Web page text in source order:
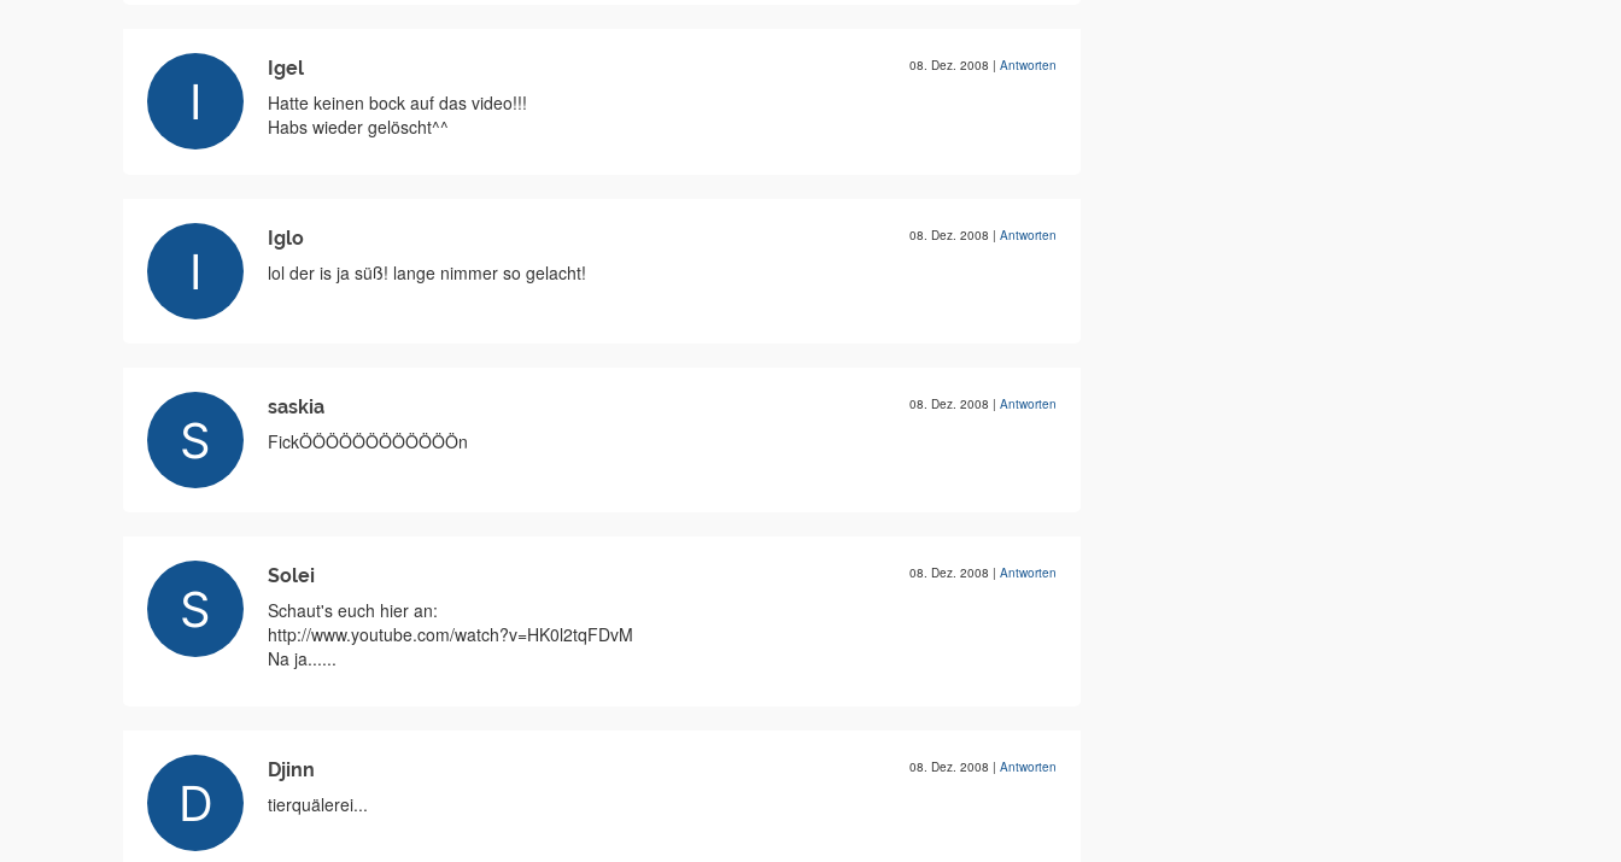
Igel 08. Dez. 2008 | Antworten
Hatte keinen bock auf das video!!!
Habs wieder gelöscht^^
Iglo 08. Dez. 2008 | Antworten
lol der is ja süß! lange nimmer so gelacht!
saskia 08. Dez. 2008 | Antworten
FickÖÖÖÖÖÖÖÖÖÖÖÖn
Solei 08. Dez. 2008 | Antworten
Schaut's euch hier an:
http://www.youtube.com/watch?v=HK0l2tqFDvM
Na ja......
Djinn 08. Dez. 2008 | Antworten
tierquälerei...